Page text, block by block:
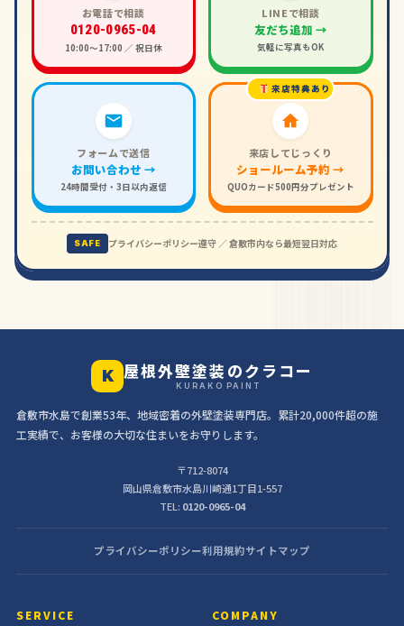
お電話で相談
0120-0965-04
10:00〜17:00 ／ 祝日休
LINEで相談
友だち追加 →
気軽に写真もOK
フォームで送信
お問い合わせ →
24時間受付・3日以内返信
来店特典あり
来店してじっくり
ショールーム予約 →
QUOカード500円分プレゼント
SAFE プライバシーポリシー遵守 ／ 倉敷市内なら最短翌日対応
K 屋根外壁塗装のクラコー
KURAKO PAINT
倉敷市水島で創業53年、地域密着の外壁塗装専門店。累計20,000件超の施
工実績で、お客様の大切な住まいをお守りします。
〒712-8074
岡山県倉敷市水島川崎通1丁目1-557
TEL: 0120-0965-04
プライバシーポリシー利用規約サイトマップ
SERVICE COMPANY